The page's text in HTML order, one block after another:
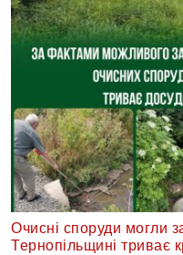
Очисні споруди могли
Тернопільщині триває